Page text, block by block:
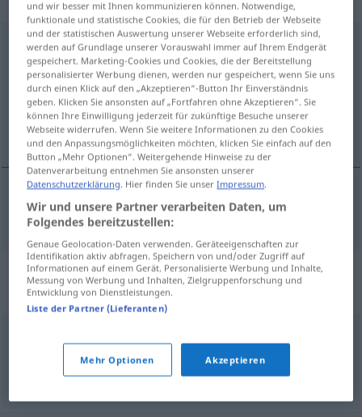
Rahmenbedingungen
Übersicht aller Übersetzungen
(Für mehr Details die Übersetzung anklicken/antippen)
genel şartlar
genelşartlar PL Rahmenbedingungen
Synonyme für
"Rahmenbedingungen"
(politische) Landschaft
und wir besser mit Ihnen kommunizieren können. Notwendige,
funktionale und statistische Cookies, die für den Betrieb der Webseite
und der statistischen Auswertung unserer Webseite erforderlich sind,
werden auf Grundlage unserer Vorauswahl immer auf Ihrem Endgerät
gespeichert. Marketing-Cookies und Cookies, die der Bereitstellung
personalisierter Werbung dienen, werden nur gespeichert, wenn Sie uns
durch einen Klick auf den „Akzeptieren“-Button Ihr Einverständnis
geben. Klicken Sie ansonsten auf „Fortfahren ohne Akzeptieren“. Sie
können Ihre Einwilligung jederzeit für zukünftige Besuche unserer
Webseite widerrufen. Wenn Sie weitere Informationen zu den Cookies
und den Anpassungsmöglichkeiten möchten, klicken Sie einfach auf den
Button „Mehr Optionen“. Weitergehende Hinweise zu der
Datenverarbeitung entnehmen Sie ansonsten unserer
Datenschutzerklärung. Hier finden Sie unserImpressum.
Wir und unsere Partner verarbeiten Daten, um
Folgendes bereitzustellen:
Genaue Geolocation-Daten verwenden. Geräteeigenschaften zur
Identifikation aktiv abfragen. Speichern von und/oder Zugriff auf
Informationen auf einem Gerät. Personalisierte Werbung und Inhalte,
Messung von Werbung und Inhalten, Zielgruppenforschung und
Entwicklung von Dienstleistungen.
Liste der Partner (Lieferanten)
Mehr Optionen Akzeptieren